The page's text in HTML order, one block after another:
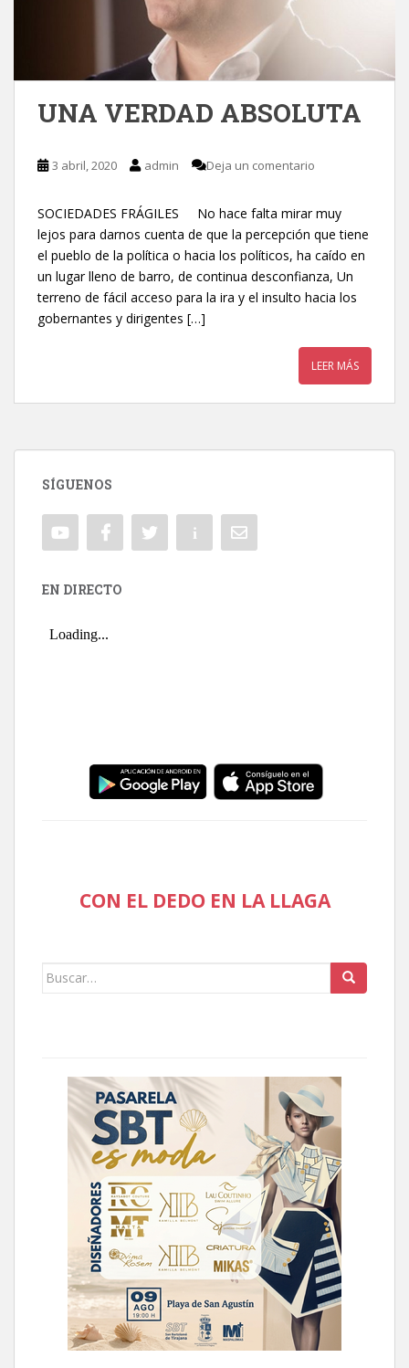
UNA VERDAD ABSOLUTA
3 abril, 2020 admin Deja un comentario
SOCIEDADES FRÁGILES No hace falta mirar muy
lejos para darnos cuenta de que la percepción que tiene
el pueblo de la política o hacia los políticos, ha caído en
un lugar lleno de barro, de continua desconfianza, Un
terreno de fácil acceso para la ira y el insulto hacia los
gobernantes y dirigentes […]
LEER MÁS
SÍGUENOS
EN DIRECTO
CON EL DEDO EN LA LLAGA
Buscar: